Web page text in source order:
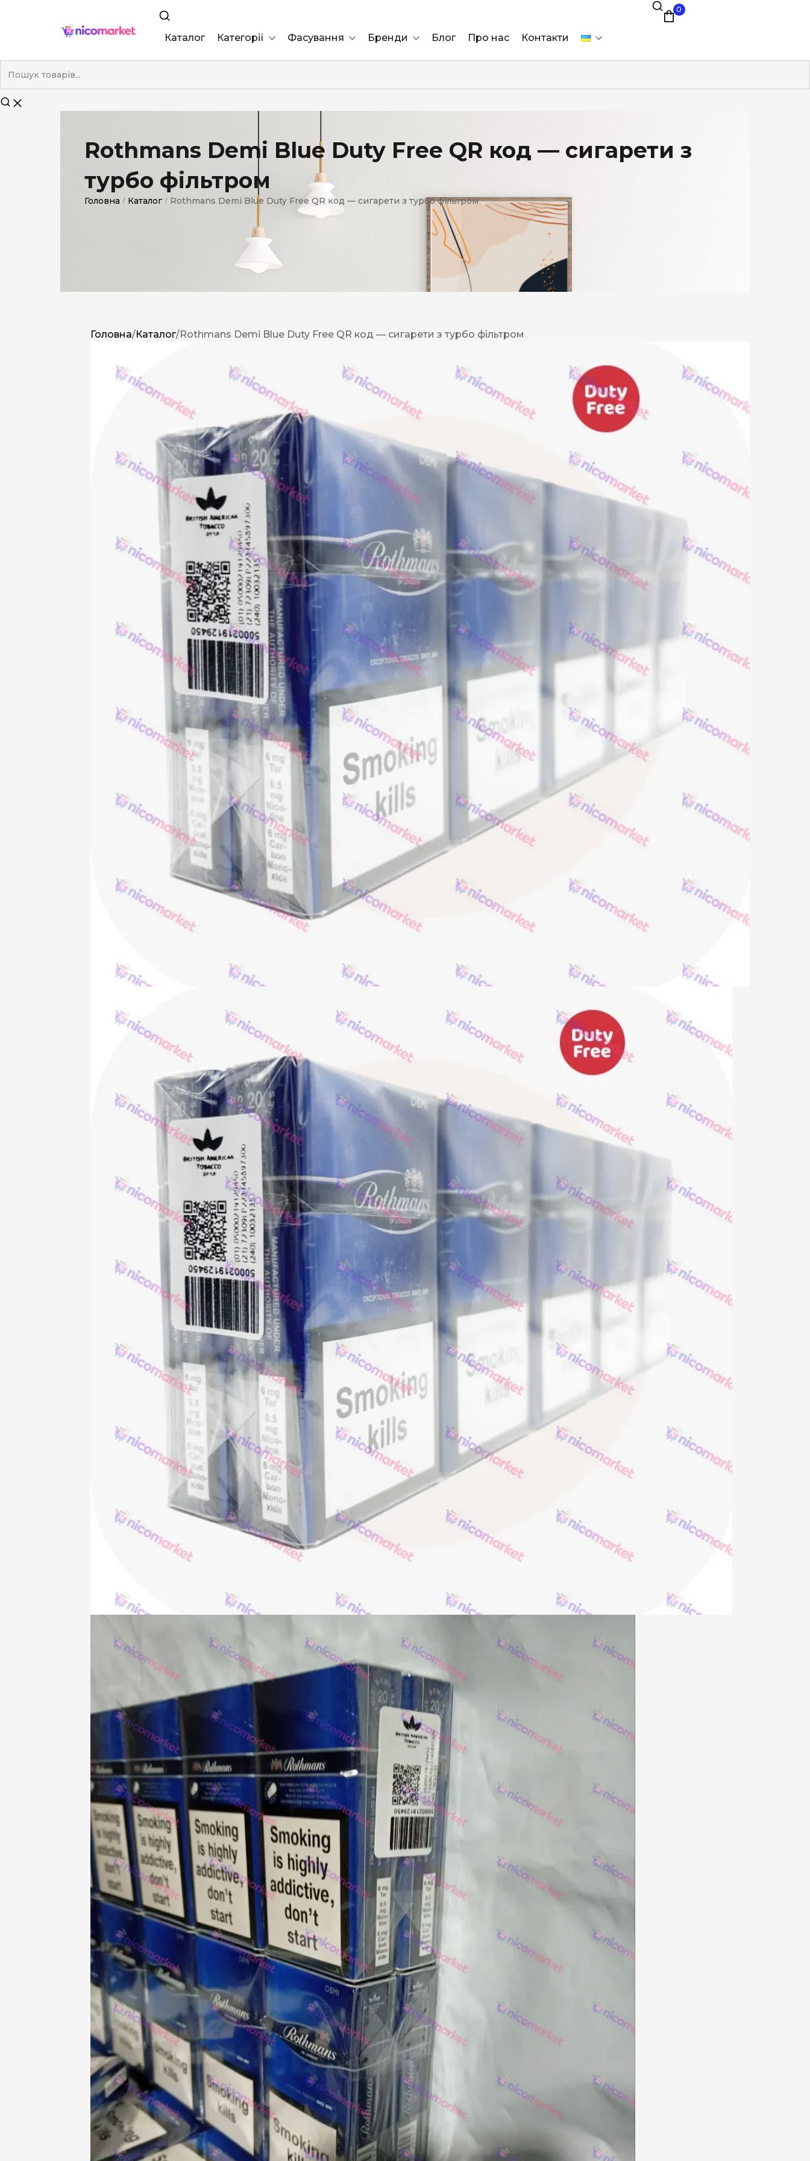
Каталог Категорії
Nano
Без фільтра
Duty-Free
Смакові (капсула)
Фасування Бренди
Marshall
OK
DESERT
Palermo
Прилуки
Winston
BOND
RICHMOND
Parliament
Lucky Strike
Rothmans
Camel
Monte Carlo
Sobranie
Ritm
L&M
TOBACCO Lux
CHAPMAN
King
Marvel
Акциз UA
Капсула (смак)
Manchester
Nistru
Leana
Montecristo
Military
Focus
De Santis
NERO
NERO
Гуцульскі
OSCAR
Dandy
Arizona
Cigaronne
Сигарети LD
Блог Про нас Контакти
0
Rothmans Demi Blue Duty Free QR код — сигарети з
турбо фільтром
Головна / Каталог / Rothmans Demi Blue Duty Free QR код — сигарети з турбо фільтром
Головна/Каталог/Rothmans Demi Blue Duty Free QR код — сигарети з турбо фільтром